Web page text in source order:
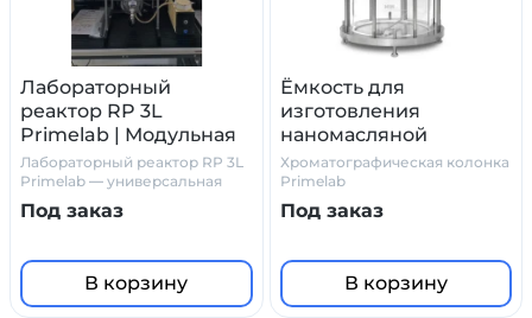
Лабораторный
реактор RP 3L
Primelab | Модульная
реакторная система с
вакуум-контролем |
Лабораторный реактор RP 3L
Primelab — универсальная
платформа для химических
процессов
Под заказ
В корзину
Ёмкость для
изготовления
наномасляной
эмульсии /
хроматографическая
Хроматографическая колонка
Primelab
Под заказ
В корзину